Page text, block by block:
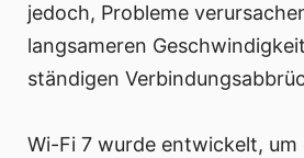
jedoch, Probleme
langsameren
ständigen
Wi-Fi 7 wurde entwickelt, um